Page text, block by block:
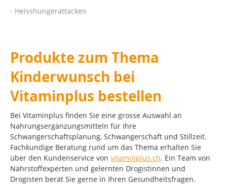
- Heisshungerattacken
Produkte zum Thema
Kinderwunsch bei
Vitaminplus bestellen
Bei Vitaminplus finden Sie eine grosse Auswahl an
Nahrungsergänzungsmitteln für Ihre
Schwangerschaftsplanung, Schwangerschaft und Stillzeit.
Fachkundige Beratung rund um das Thema erhalten Sie
über den Kundenservice von vitaminplus.ch. Ein Team von
Nährstoffexperten und gelernten Drogistinnen und
Drogisten berät Sie gerne in Ihren Gesundheitsfragen.